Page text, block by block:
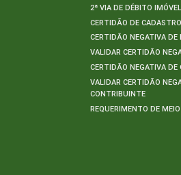
2ª VIA DE DÉBITO IMÓVEL
CERTIDÃO DE
CERTIDÃO NEGATIVA DE
VALIDAR CERTIDÃO
CERTIDÃO NEGATIVA
VALIDAR CERTIDÃO
CONTRIBUINTE
REQUERIMENTO DE